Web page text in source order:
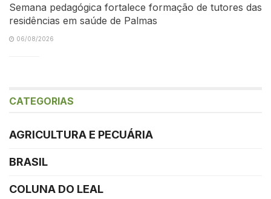
Semana pedagógica fortalece formação de tutores das
residências em saúde de Palmas
06/08/2026
CATEGORIAS
AGRICULTURA E PECUÁRIA
BRASIL
COLUNA DO LEAL